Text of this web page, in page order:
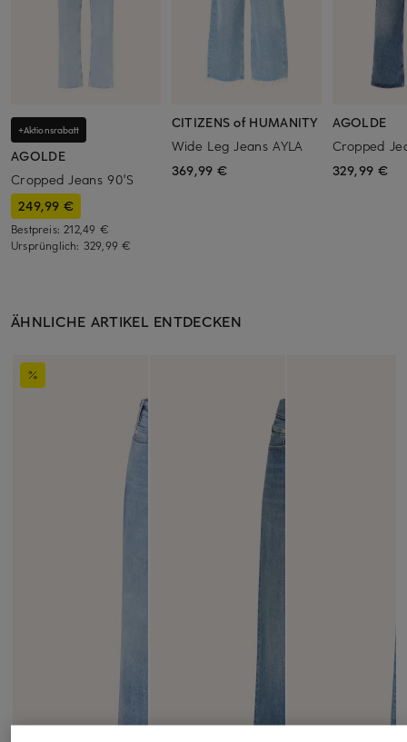
+Aktionsrabatt
AGOLDE
Cropped Jeans 90'S
249,99 €
Bestpreis:212,49 €
Ursprünglich: 329,99 €
CITIZENS of HUMANITY
Wide Leg Jeans AYLA
369,99 €
AGOLDE
Cropped
329,99 €
ÄHNLICHE ARTIKEL ENTDECKEN